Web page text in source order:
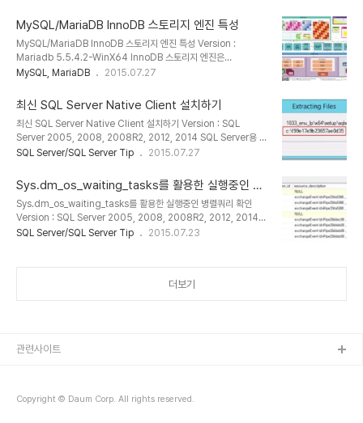
Server 설치 옵션 https://msdn.microsoft.com/ko-
kr/library/hh759341(v=sql.120).aspx 데이터 로그 파일을 생성하거나 열 때 SQL
Server는 다양한 파일 조작 API를 호출한다. Win32 API는 DeviceIoControl을 호출하
여 장치 드라이버에 대한 ..
MySQL/MariaDB InnoDB 스토리지 엔진 특성
MySQL/MariaDB InnoDB 스토리지 엔진 특성 Version :
Mariadb 5.5.4.2-WinX64 InnoDB 스토리지 엔진은
MySQL/MariaDB에서 레코드 기반의 잠금을 제공하고 있으며 때문
InnoDB의 구조는 크게 메모리 영역과 CPU 연산 영역, 디스크 스토
리지 영역으로 구분할 수 있다. 메모리 영역에는 버퍼풀과 로그 버퍼가
있으며 CPU 연산에는 인서트 버퍼 머지 스레드, Write 스레드, 로그
스레드, 그외 기타 스레드가 있다. 디스크 영역에는 시스템 테이블 스
페이스와 사용자 테이블 스페이스, 리두로그가 존재한다. [InnoDB
은 기본적으로 ..
MySQL, MariaDB 2015.07.27
최신 SQL Server Native Client 설치하기
최신 SQL Server Native Client 설치하기 Version : SQL
Server 2005, 2008, 2008R2, 2012, 2014 SQL Server용 서
비스팩(SP) 또는 누적 업데이트(CU)를 설치하는 경우 SQL Server
트를 찾기가 어려울 수 있다. SP또는 CU 패키지에서 가져오는 방법
에 대해서 알아본다. SP 또는 CU 패키지를 실행할 때 설치될 폴더를
확인할 수 있다. 확인된 폴더의 위치를 탐색기를이용하여 이동하면
SQL 설치 랜딩 페이지를 볼 수 있다. 여기에서 해당 지역의 폴더로 이
동한다. KOR의 경우 1042 폴더이며 ENU는 1033 폴더이다. 여기
SQL Server/SQL Server Tip 2015.07.27
Sys.dm_os_waiting_tasks를 활용한 실행중인 병
렬쿼리 확인
Sys.dm_os_waiting_tasks를 활용한 실행중인 병렬쿼리 확인
Version : SQL Server 2005, 2008, 2008R2, 2012, 2014,
2016 Sys.dm_os_waiting_tasks를 활용하여 실행중인 병렬쿼리
[blocking_session_id], [owt].[resource_description],
SQL Server/SQL Server Tip 2015.07.23
더보기
Copyright © Daum Corp. All rights reserved.
관련사이트